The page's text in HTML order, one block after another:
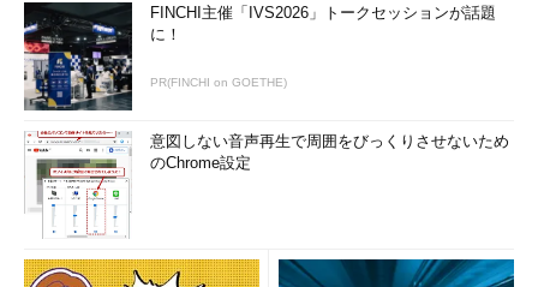
FINCHI主催「IVS2026」トークセッションが話題
に！
PR(FINCHI on GOETHE)
意図しない音声再生で周囲をびっくりさせないため
のChrome設定